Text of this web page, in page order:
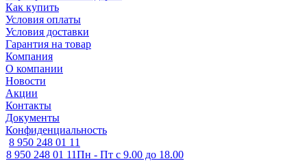
Как купить
Условия оплаты
Условия доставки
Гарантия на товар
Компания
О компании
Новости
Акции
Контакты
Документы
Конфиденциальность
8 950 248 01 11
8 950 248 01 11Пн - Пт с 9.00 до 18.00